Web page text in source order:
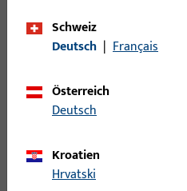
Bitte melden Sie sich mit Ihren
Schweiz
Deutsch | Français
Österreich
Deutsch
Kroatien
Hrvatski